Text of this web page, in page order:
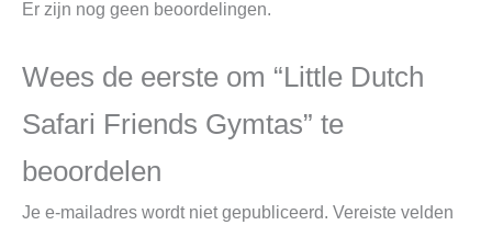
Er zijn nog geen beoordelingen.
Wees de eerste om “Little Dutch
Safari Friends Gymtas” te
beoordelen
Je e-mailadres wordt niet gepubliceerd. Vereiste velden